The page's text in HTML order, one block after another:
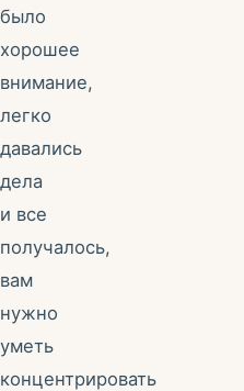
было
хорошее
внимание,
легко
давались
дела
и все
получалось,
вам
нужно
уметь
концентрировать